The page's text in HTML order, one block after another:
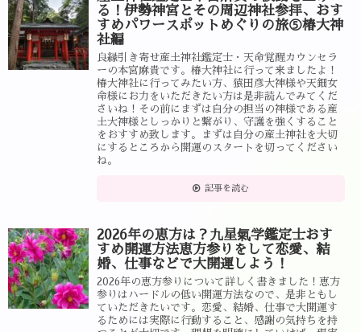
る！伊勢神宮とその周辺神社参拝、おす
すめパワースポットめぐりの旅⑤椿大神
社編
良縁引き寄せ産土神社鑑定士・天命覚醒カウンセラ
ーの本宮麻貴です。椿大神社に行って来ましたよ！
椿大神社に行ってみたい方、猿田彦大神様や天鈿女
命様にお力をいただきたい方は是非読んでみてくだ
さいね！その前にまずは自分の担当の神様である産
土大神様としっかりと繋がり、守護を強くすること
をおすすめ致します。まずは自分の産土神社を大切
にするところから開運のスタートを切ってください
ね。
記事を読む
2026年の恵方は？九星氣学鑑定士おす
すめ開運方法恵方参りをして恋愛、結
婚、仕事などで大開運しよう！
2026年の恵方参りについて詳しく書きました！恵方
参りはハードルの低い開運方法なので、是非ともし
ていただきたいです。恋愛、結婚、仕事で大開運す
るためには実際に行動すること、感謝の気持ちを持